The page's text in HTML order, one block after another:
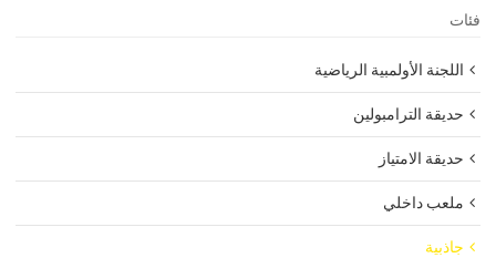
فئات
اللجنة الأولمبية الرياضية
حديقة الترامبولين
حديقة الامتياز
ملعب داخلي
جاذبية